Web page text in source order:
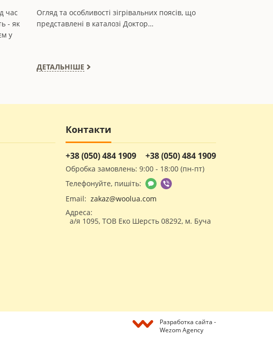
час
- як
у
Огляд та особливості зігрівальних поясів, що
представлені в каталозі Доктор…
ДЕТАЛЬНІШЕ
Контакти
+38 (050) 484 1909 +38 (050) 484 1909
Обробка замовлень: 9:00 - 18:00 (пн-пт)
Телефонуйте, пишіть:
Email: zakaz@woolua.com
Адреса:
а/я 1095, ТОВ Еко Шерсть 08292, м. Буча
Разработка сайта -
Wezom Agency